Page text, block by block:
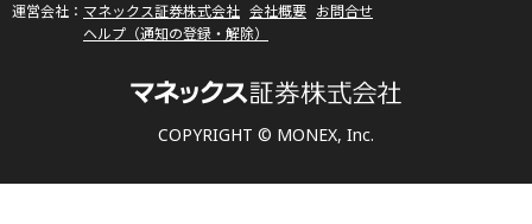
COPYRIGHT © MONEX, Inc.
マネックス証券株式会社 会社概要 お問合せ
ヘルプ（通知の登録・解除）